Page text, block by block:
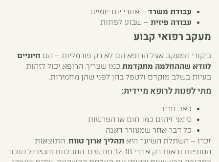
עבודת משרד – אחרי יום-יומיים
עבודה פיזית – שבוע לפחות
מעקב רפואי קבוע
ביקורי המעקב אצל הרופא הם לא רק פורמליות – הם חיוניים
לוודא שההחלמה מתקדמת כמו שצריך. הרופא יכול לזהות
בעיות בשלב מוקדם ולטפל בהן לפני שהן מחמירות.
מתי לפנות לרופא מיידית:
כאב חריג
סימני זיהום כמו חום או הפרשות
כל דבר אחר שמעורר דאגה
זכרו – השתלת השיער היא תהליך ארוך טווח. התוצאות
הסופיות נראות רק אחרי 12-18 חודשים. הסבלנות והטיפול הנכון